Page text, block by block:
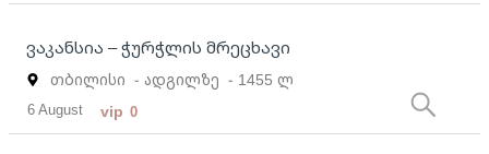
ვაკანსია – ჭურჭლის მრეცხავი
თბილისი - ადგილზე - 1455 ლ
6 August vip 0